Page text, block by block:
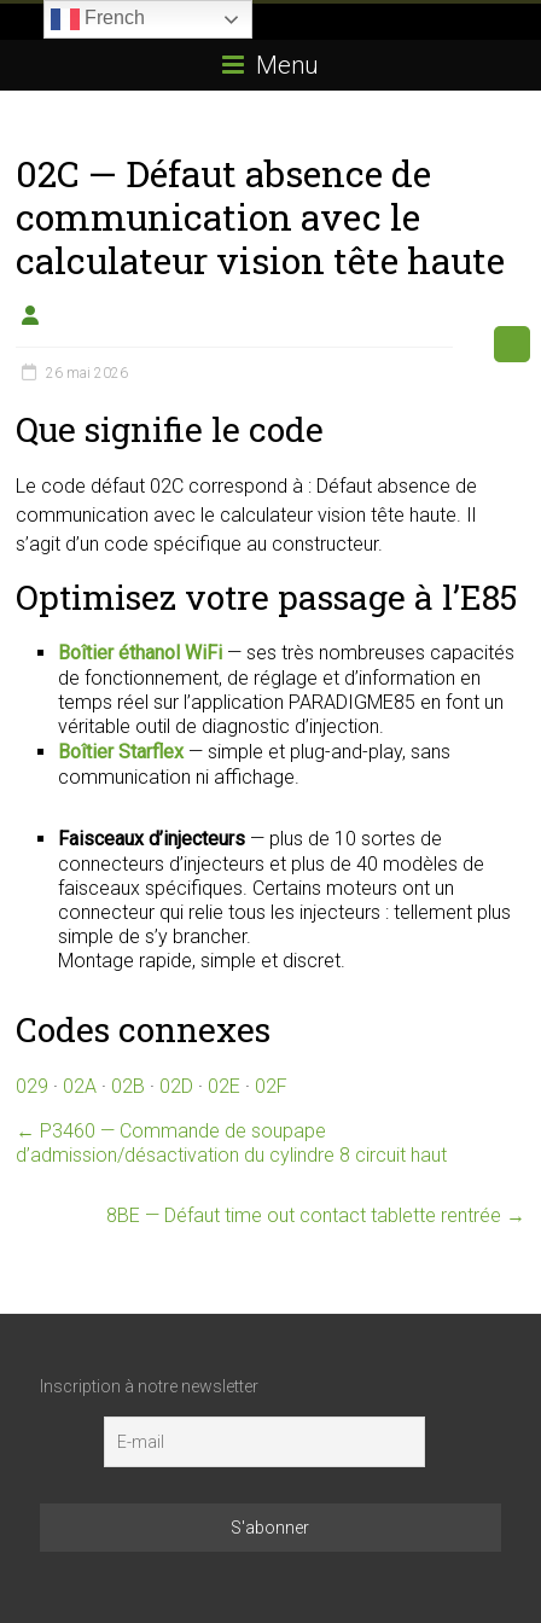
E85.com
passion
boîtier
éthanol
Menu
02C — Défaut absence de
communication avec le
calculateur vision tête haute
26 mai 2026
Que signifie le code
Le code défaut 02C correspond à : Défaut absence de
communication avec le calculateur vision tête haute. Il
s’agit d’un code spécifique au constructeur.
Optimisez votre passage à l’E85
Boîtier éthanol WiFi — ses très nombreuses capacités
de fonctionnement, de réglage et d’information en
temps réel sur l’application PARADIGME85 en font un
véritable outil de diagnostic d’injection.
Boîtier Starflex— simple et plug-and-play, sans
communication ni affichage.
Faisceaux d’injecteurs — plus de 10 sortes de
connecteurs d’injecteurs et plus de 40 modèles de
faisceaux spécifiques. Certains moteurs ont un
connecteur qui relie tous les injecteurs : tellement plus
simple de s’y brancher.
Montage rapide, simple et discret.
Codes connexes
029 · 02A · 02B · 02D · 02E · 02F
← P3460 — Commande de soupape
d’admission/désactivation du cylindre 8 circuit haut
8BE — Défaut time out contact tablette rentrée →
Inscription à notre newsletter
French